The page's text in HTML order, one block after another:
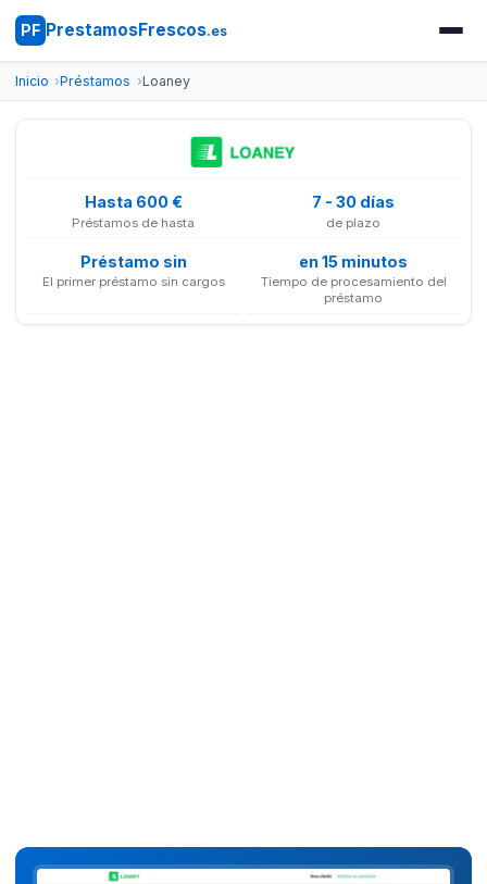
PF PrestamosFrescos.es
Inicio Préstamos Loaney
Hasta 600 €
Préstamos de hasta
7 - 30 días
de plazo
Préstamo sin
El primer préstamo sin cargos
en 15 minutos
Tiempo de procesamiento del
préstamo